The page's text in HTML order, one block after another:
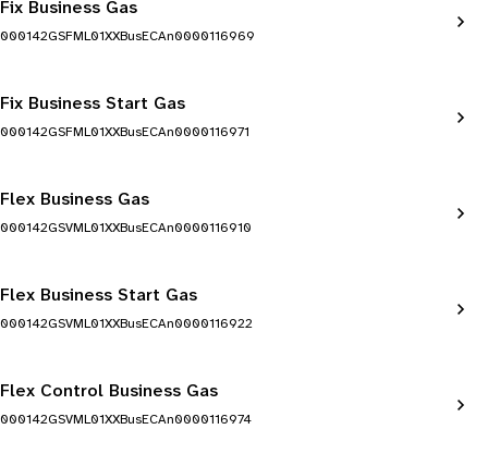
Fix Business Gas
000142GSFML01XXBusECAn0000116969
Fix Business Start Gas
000142GSFML01XXBusECAn0000116971
Flex Business Gas
000142GSVML01XXBusECAn0000116910
Flex Business Start Gas
000142GSVML01XXBusECAn0000116922
Flex Control Business Gas
000142GSVML01XXBusECAn0000116974